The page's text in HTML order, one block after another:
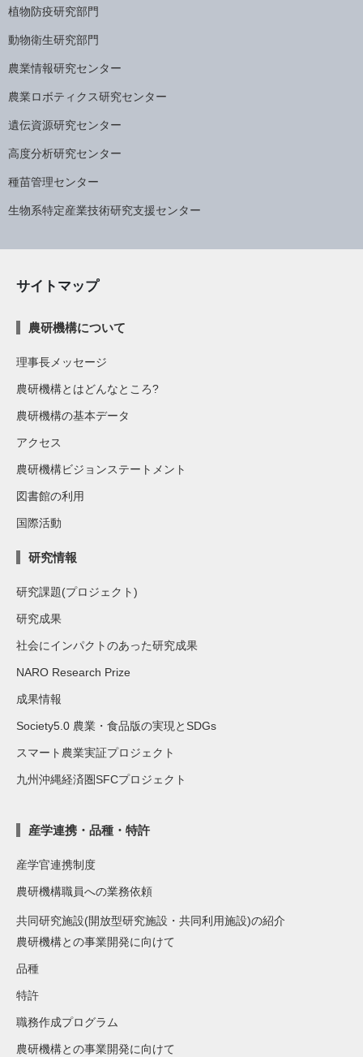
植物防疫研究部門
動物衛生研究部門
農業情報研究センター
農業ロボティクス研究センター
遺伝資源研究センター
高度分析研究センター
種苗管理センター
生物系特定産業技術研究支援センター
サイトマップ
農研機構について
理事長メッセージ
農研機構とはどんなところ?
農研機構の基本データ
アクセス
農研機構ビジョンステートメント
図書館の利用
国際活動
研究情報
研究課題(プロジェクト)
研究成果
社会にインパクトのあった研究成果
NARO Research Prize
成果情報
Society5.0 農業・食品版の実現とSDGs
スマート農業実証プロジェクト
九州沖縄経済圏SFCプロジェクト
産学連携・品種・特許
産学官連携制度
農研機構職員への業務依頼
共同研究施設(開放型研究施設・共同利用施設)の紹介
農研機構との事業開発に向けて
品種
特許
職務作成プログラム
農研機構との事業開発に向けて